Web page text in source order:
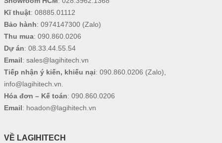
Kĩ thuật: 08885.01112
Bảo hành: 0974147300(Zalo)
Thu mua: 090.860.0206
Dự án: 08.33.44.55.54
Email: sales@lagihitech.vn
Tiếp nhận ý kiến, khiếu nại: 090.860.0206 (Zalo),
info@lagihitech.vn
Hóa đơn – Kế toán: 090.860.0206
Email: hoadon@lagihitech.vn
VỀ LAGIHITECH